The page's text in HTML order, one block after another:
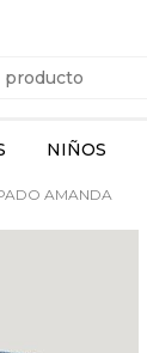
NIÑOS
AMANDA